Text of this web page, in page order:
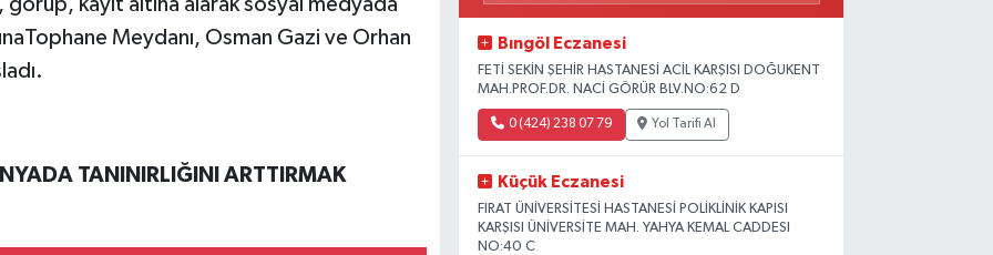
Meydanı, Osman Gazi ve Orhan
TANINIRLIĞINI ARTTIRMAK
Bıngöl Eczanesi
FETİ SEKİN ŞEHİR HASTANESİ ACİL KARŞISI DOĞUKENT
MAH.PROF.DR. NACİ GÖRÜR BLV.NO:62 D
0 (424) 238 07 79 Yol Tarifi Al
Küçük Eczanesi
FIRAT ÜNİVERSİTESİ HASTANESİ POLİKLİNİK KAPISI
KARŞISI ÜNİVERSİTE MAH. YAHYA KEMAL CADDESI
NO:40 C